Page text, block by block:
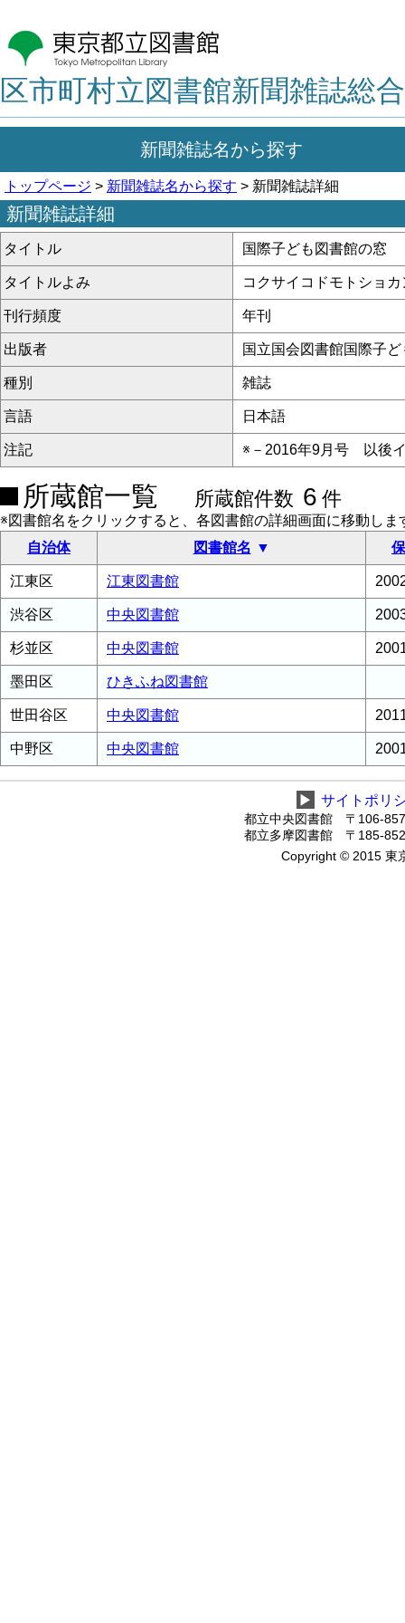
区市町村立図書館新聞雑誌総
新聞雑誌名から探す
トップページ > 新聞雑誌名から探す > 新聞雑誌詳細
新聞雑誌詳細
タイトル 国際子ども図書館の窓
タイトルよみ コクサイコドモトショ
刊行頻度 年刊
出版者 国立国会図書館国際子
種別 雑誌
言語 日本語
注記 ※－2016年9月号 以後
所蔵館一覧 所蔵館件数 6 件
※図書館名をクリックすると、各図書館の詳細画面に移動しま
自治体
図書館名
江東区 江東図書館
渋谷区 中央図書館
杉並区 中央図書館
墨田区 ひきふね図書館
世田谷区 中央図書館
中野区 中央図書館
▶ サイトポリ
都立中央図書館 〒106-
都立多摩図書館 〒185-
Copyright © 2015 東